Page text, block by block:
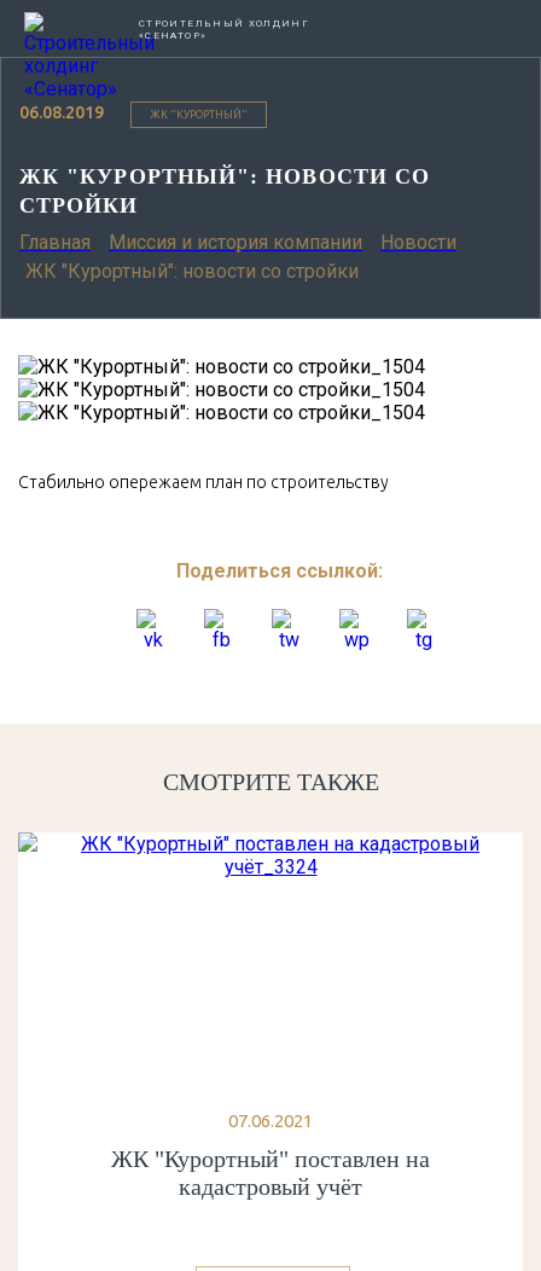
СТРОИТЕЛЬНЫЙ ХОЛДИНГ
«СЕНАТОР»
06.08.2019 ЖК "КУРОРТНЫЙ"
ЖК "КУРОРТНЫЙ": НОВОСТИ СО
СТРОЙКИ
Главная Миссия и история компании
Новости
ЖК "Курортный": новости со стройки
Стабильно опережаем план по строительству
Поделиться ссылкой:
СМОТРИТЕ ТАКЖЕ
07.06.2021
ЖК "Курортный" поставлен на
кадастровый учёт